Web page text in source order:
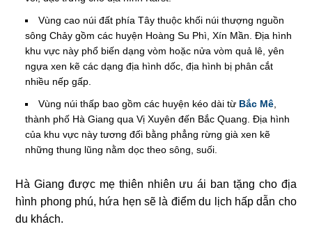
Vùng cao núi đất phía Tây thuộc khối núi thượng nguồn
sông Chảy gồm các huyện Hoàng Su Phì, Xín Mần. Địa hình
khu vực này phổ biến dạng vòm hoặc nửa vòm quả lê, yên
ngựa xen kẽ các dạng địa hình dốc, địa hình bị phân cắt
nhiều nếp gấp.
Vùng núi thấp bao gồm các huyện kéo dài từ Bắc Mê
thành phố Hà Giang qua Vị Xuyên đến Bắc Quang. Địa hình
của khu vực này tương đối bằng phẳng rừng già xen kẽ
những thung lũng nằm dọc theo sông, suối.
Hà Giang được mẹ thiên nhiên ưu ái ban tặng cho địa
hình phong phú, hứa hẹn sẽ là điểm du lịch hấp dẫn cho
du khách.